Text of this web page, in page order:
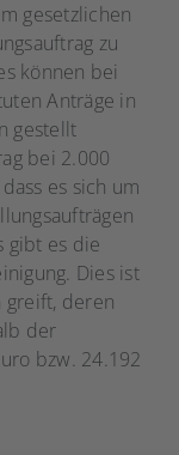
gesetzlichen
zu
können bei
Anträge in
gestellt
bei 2.000
es sich um
gibt es die
Dies ist
greift, deren
der
bzw. 24.192